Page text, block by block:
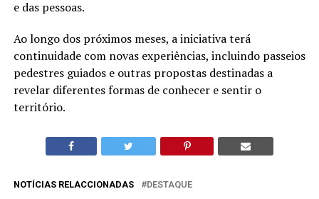
e das pessoas.
Ao longo dos próximos meses, a iniciativa terá
continuidade com novas experiências, incluindo passeios
pedestres guiados e outras propostas destinadas a
revelar diferentes formas de conhecer e sentir o
território.
NOTÍCIAS RELACCIONADAS DESTAQUE